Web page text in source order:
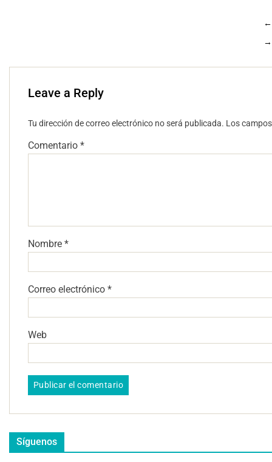
←
→
Leave a Reply
Tu dirección de correo electrónico no será publicada. Los
Comentario *
Nombre *
Correo electrónico *
Web
Síguenos